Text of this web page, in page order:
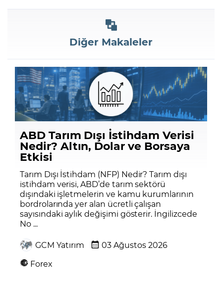
Diğer Makaleler
ABD Tarım Dışı İstihdam Verisi
Nedir? Altın, Dolar ve Borsaya
Etkisi
Tarım Dışı İstihdam (NFP) Nedir? Tarım dışı
istihdam verisi, ABD’de tarım sektörü
dışındaki işletmelerin ve kamu kurumlarının
bordrolarında yer alan ücretli çalışan
sayısındaki aylık değişimi gösterir. İngilizcede
No ...
GCM Yatırım
03 Ağustos 2026
Forex